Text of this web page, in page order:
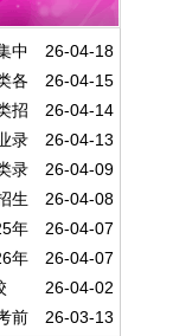
26-04-18
中
26-04-15
各
26-04-14
招
26-04-13
录
26-04-09
录
26-04-08
生
26-04-07
年
26-04-07
年
26-04-02
26-03-13
前